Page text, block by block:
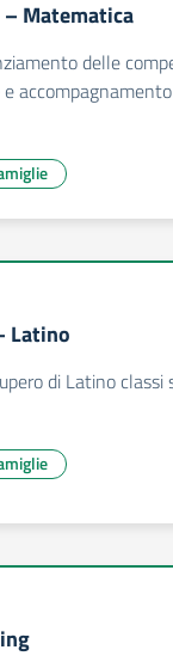
Matematica
delle
Latino
di Latino classi